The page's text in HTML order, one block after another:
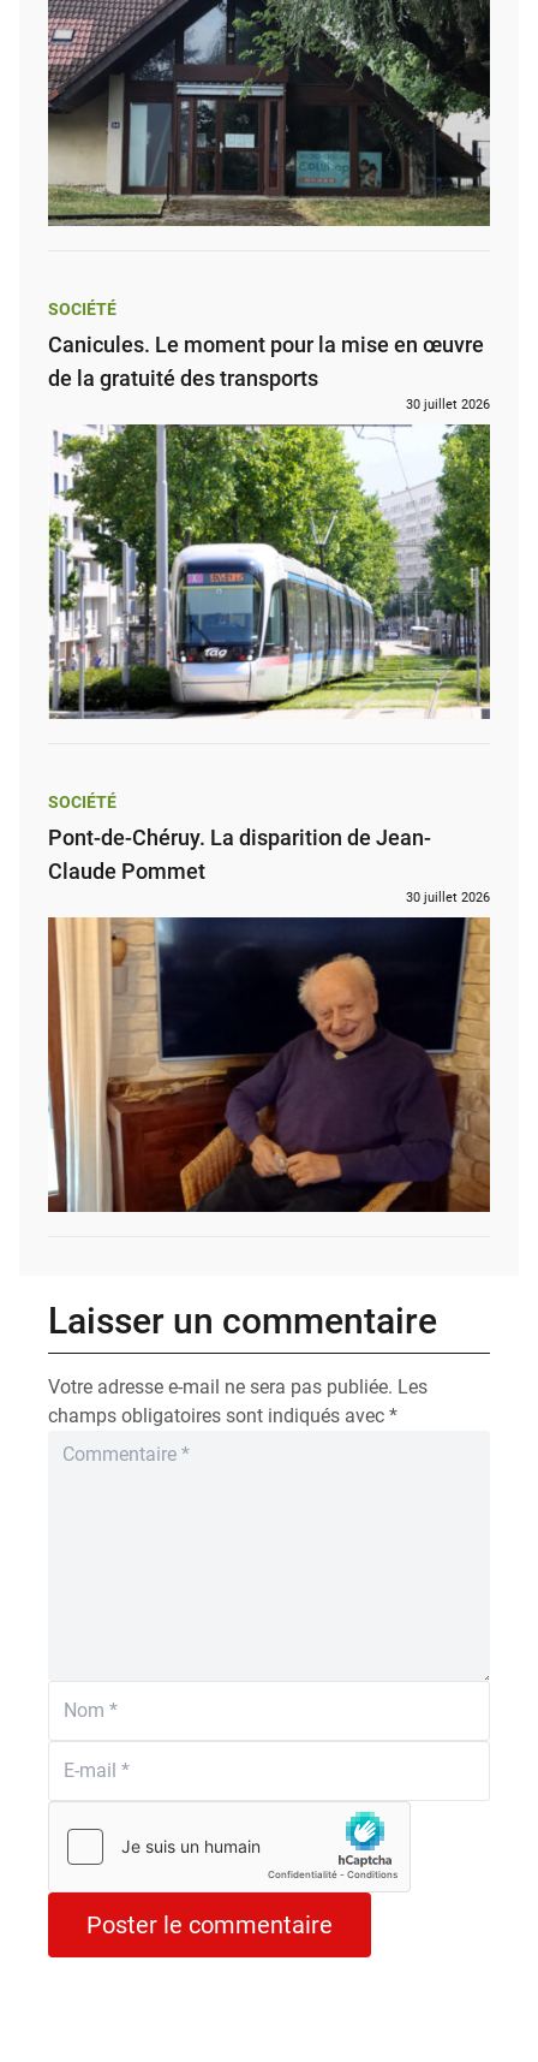
SOCIÉTÉ
Canicules. Le moment pour la mise en œuvre
de la gratuité des transports
30 juillet 2026
SOCIÉTÉ
Pont-de-Chéruy. La disparition de Jean-
Claude Pommet
30 juillet 2026
Laisser un commentaire
Votre adresse e-mail ne sera pas publiée. Les
champs obligatoires sont indiqués avec *